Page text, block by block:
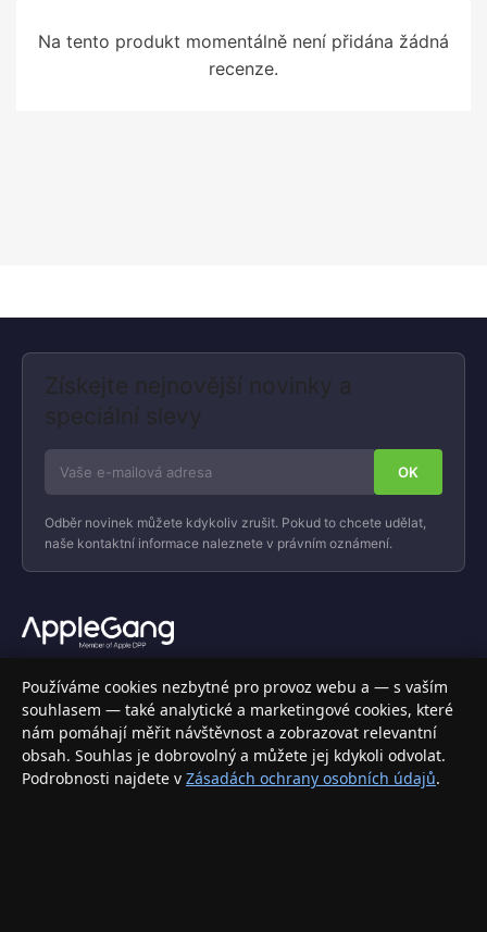
Na tento produkt momentálně není přidána žádná
recenze.
Získejte nejnovější novinky a
speciální slevy
Odběr novinek můžete kdykoliv zrušit. Pokud to chcete udělat,
naše kontaktní informace naleznete v právním oznámení.
Váš specializovaný obchod s Apple produkty, příslušenstvím a
elektronikou. Nakupujte bezpečně a s jistotou.
INFORMACE
Doprava a doručení
Používáme cookies nezbytné pro provoz webu a — s vaším
souhlasem — také analytické a marketingové cookies, které
nám pomáhají měřit návštěvnost a zobrazovat relevantní
obsah. Souhlas je dobrovolný a můžete jej kdykoli odvolat.
Podrobnosti najdete v Zásadách ochrany osobních údajů.